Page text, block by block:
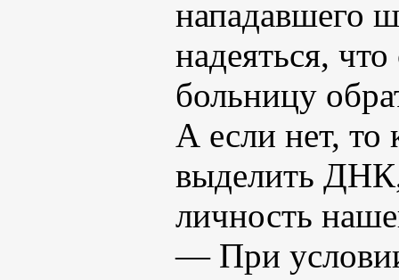
нападавшего
надеяться,
больницу
А если нет, то
выделить ДНК,
личность
— При